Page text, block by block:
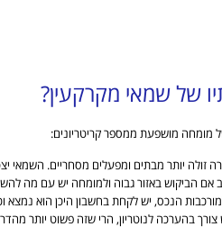
של שמאי מקרקעין?
מומחה מושפעת ממספר קריטריונים:
זולה יותר מבתים ומפעלים מסחריים. השמאי
אם הביקוש באזור גבוה ולמומחה יש עם מה
הנכס, יש לקחת בחשבון היכן הוא
בהערכה לנוטריון, הרי שזה פשוט יותר